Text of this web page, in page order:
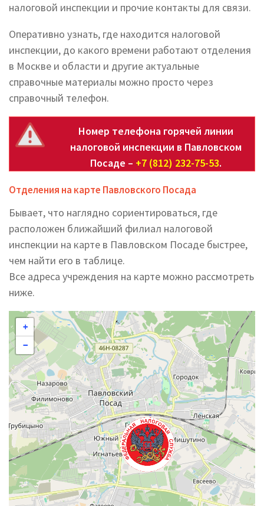
налоговой инспекции и прочие контакты для связи.
Оперативно узнать, где находится налоговой
инспекции, до какого времени работают отделения
в Москве и области и другие актуальные
справочные материалы можно просто через
справочный телефон.
Номер телефона горячей линии
налоговой инспекции в Павловском
Посаде – +7 (812) 232-75-53.
Отделения на карте Павловского Посада
Бывает, что наглядно сориентироваться, где
расположен ближайший филиал налоговой
инспекции на карте в Павловском Посаде быстрее,
чем найти его в таблице.
Все адреса учреждения на карте можно рассмотреть
ниже.
+
−